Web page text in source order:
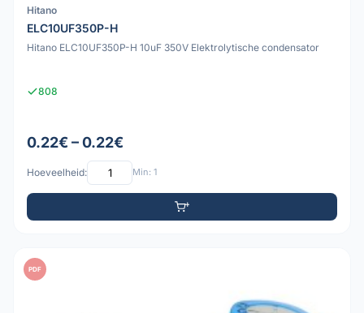
Hitano
ELC10UF350P-H
Hitano ELC10UF350P-H 10uF 350V Elektrolytische condensator
808
0.22€ – 0.22€
Hoeveelheid: Min: 1
PDF